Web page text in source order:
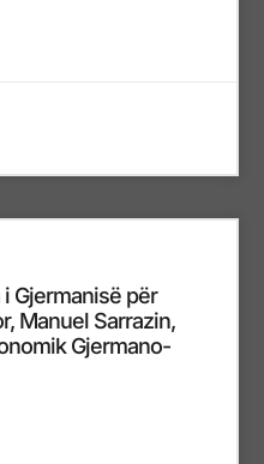
Gjermanisë për
Manuel Sarrazin,
Gjermano-